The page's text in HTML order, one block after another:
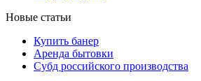
Новые статьи
Купить банер
Аренда бытовки
Субд российского производства